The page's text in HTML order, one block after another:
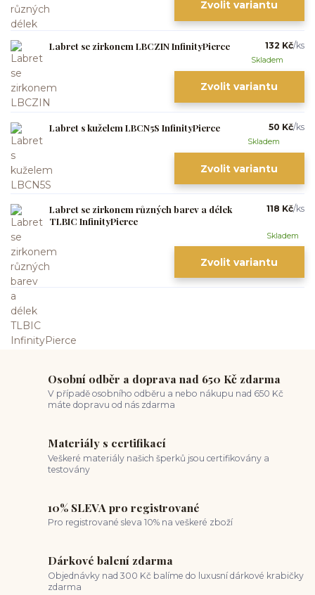
Zvolit variantu
Labret se zirkonem LBCZIN InfinityPierce 132 Kč/ks
Skladem
Zvolit variantu
Labret s kuželem LBCN5S InfinityPierce 50 Kč/ks
Skladem
Zvolit variantu
Labret se zirkonem různých barev a délek
TLBIC InfinityPierce
118 Kč/ks
Skladem
Zvolit variantu
Osobní odběr a doprava nad 650 Kč zdarma
V případě osobního odběru a nebo nákupu nad 650 Kč
máte dopravu od nás zdarma
Materiály s certifikací
Veškeré materiály našich šperků jsou certifikovány a
testovány
10% SLEVA pro registrované
Pro registrované sleva 10% na veškeré zboží
Dárkové balení zdarma
Objednávky nad 300 Kč balíme do luxusní dárkové krabičky
zdarma